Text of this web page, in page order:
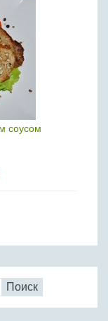
соусом
Поиск